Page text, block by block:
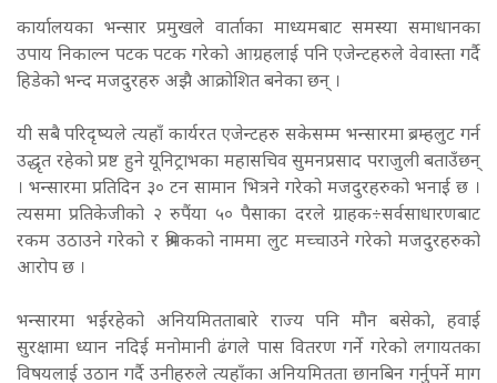
कार्यालयका भन्सार प्रमुखले वार्ताका माध्यमबाट समस्या समाधानका
उपाय निकाल्न पटक पटक गरेको आग्रहलाई पनि एजेन्टहरुले वेवास्ता गर्दै
हिडेको भन्द मजदुरहरु अझै आक्रोशित बनेका छन् ।
यी सबै परिदृष्यले त्यहाँ कार्यरत एजेन्टहरु सकेसम्म भन्सारमा ब्रम्हलुट गर्न
उद्धृत रहेको प्रष्ट हुने यूनिट्राभका महासचिव सुमनप्रसाद पराजुली बताउँछन्
। भन्सारमा प्रतिदिन ३० टन सामान भित्रने गरेको मजदुरहरुको भनाई छ ।
त्यसमा प्रतिकेजीको २ रुपैंया ५० पैसाका दरले ग्राहक÷सर्वसाधारणबाट
रकम उठाउने गरेको र श्रमिकको नाममा लुट मच्चाउने गरेको मजदुरहरुको
आरोप छ ।
भन्सारमा भईरहेको अनियमितताबारे राज्य पनि मौन बसेको, हवाई
सुरक्षामा ध्यान नदिई मनोमानी ढंगले पास वितरण गर्ने गरेको लगायतका
विषयलाई उठान गर्दै उनीहरुले त्यहाँका अनियमितता छानबिन गर्नुपर्ने माग